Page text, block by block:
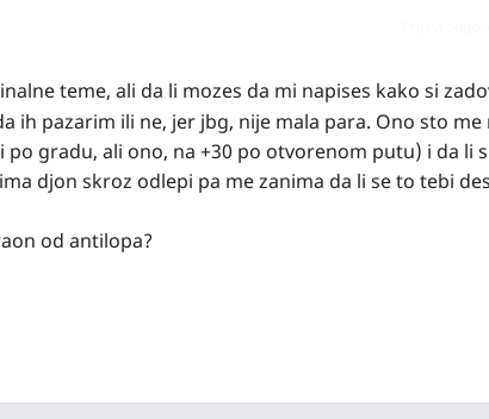
teme, ali da li mozes da mi napises kako si
ih pazarim ili ne, jer jbg, nije mala para. Ono sto me
gradu, ali ono, na +30 po otvorenom putu) i da li
djon skroz odlepi pa me zanima da li se to tebi
od antilopa?